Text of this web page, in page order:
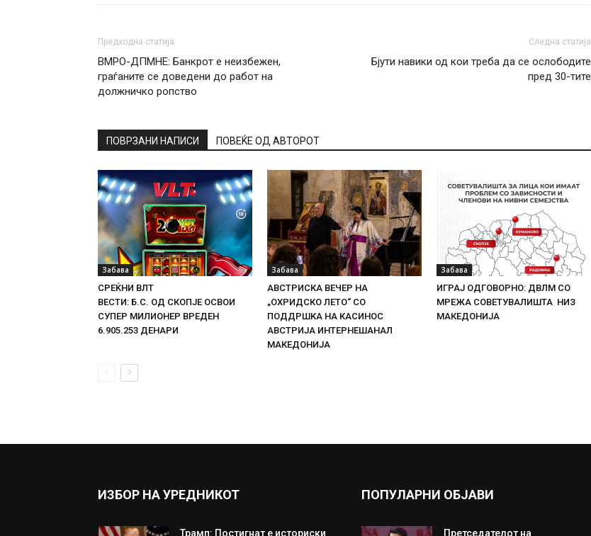
Предходна статија
ВМРО-ДПМНЕ: Банкрот е неизбежен,
граѓаните се доведени до работ на
должничко ропство
Следна статија
Бјути навики од кои треба да се ослободите
пред 30-тите
ПОВРЗАНИ НАПИСИ ПОВЕЌЕ ОД АВТОРОТ
Забава
СРЕЌНИ ВЛТ
ВЕСТИ: Б.С. ОД СКОПЈЕ ОСВОИ
СУПЕР МИЛИОНЕР ВРЕДЕН
6.905.253 ДЕНАРИ
Забава
АВСТРИСКА ВЕЧЕР НА
„ОХРИДСКО ЛЕТО“ СО
ПОДДРШКА НА КАСИНОС
АВСТРИЈА ИНТЕРНЕШАНАЛ
МАКЕДОНИЈА
Забава
ИГРАЈ ОДГОВОРНО: ДВЛМ СО
МРЕЖА СОВЕТУВАЛИШТА НИЗ
МАКЕДОНИЈА
ИЗБОР НА УРЕДНИКОТ
Трамп: Постигнат е историски
ПОПУЛАРНИ ОБЈАВИ
Претседателот на